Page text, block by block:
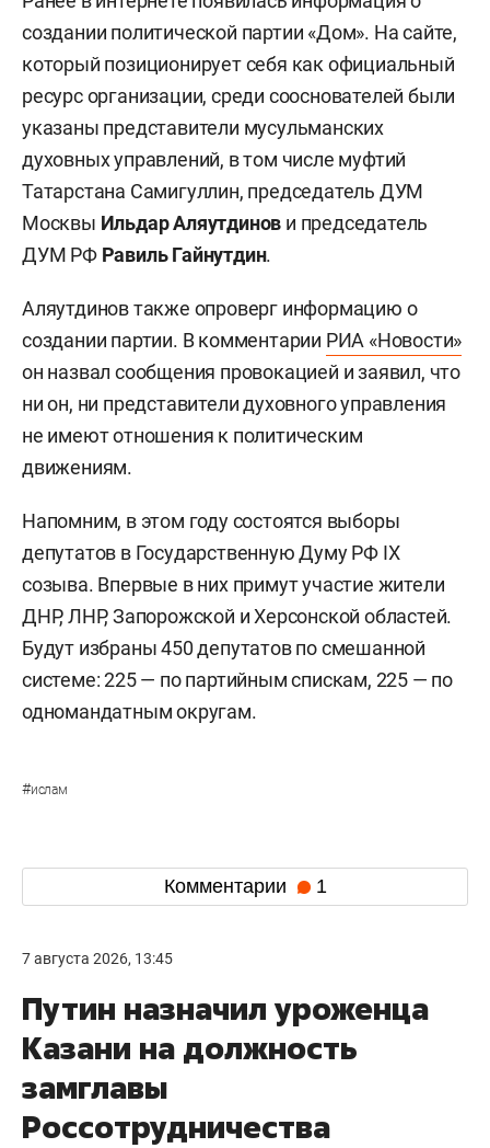
создании политической партии «Дом». На сайте,
который позиционирует себя как официальный
ресурс организации, среди сооснователей были
указаны представители мусульманских
духовных управлений, в том числе муфтий
Татарстана Самигуллин, председатель ДУМ
Москвы Ильдар Аляутдинов и председатель
ДУМ РФ Равиль Гайнутдин.
Аляутдинов также опроверг информацию о
создании партии. В комментарии РИА «Новости»
он назвал сообщения провокацией и заявил, что
ни он, ни представители духовного управления
не имеют отношения к политическим
движениям.
Напомним, в этом году состоятся выборы
депутатов в Государственную Думу РФ IX
созыва. Впервые в них примут участие жители
ДНР, ЛНР, Запорожской и Херсонской областей.
Будут избраны 450 депутатов по смешанной
системе: 225 — по партийным спискам, 225 — по
одномандатным округам.
#ислам
Комментарии 1
7 августа 2026, 13:45
Путин назначил уроженца
Казани на должность
замглавы
Россотрудничества